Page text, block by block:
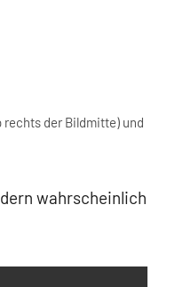
rechts der Bildmitte) und
wahrscheinlich